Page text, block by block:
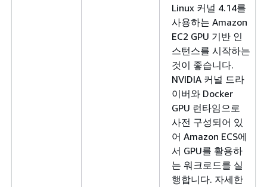
Linux 커널 4.14를
사용하는 Amazon
EC2 GPU 기반 인
스턴스를 시작하는
것이 좋습니다.
NVIDIA 커널 드라
이버와 Docker
GPU 런타임으로
사전 구성되어 있
어 Amazon ECS에
서 GPU를 활용하
는 워크로드를 실
행합니다. 자세한